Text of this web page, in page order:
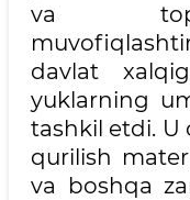
va
davlat
yuklarning
tashkil etdi. U
qurilish
va boshqa